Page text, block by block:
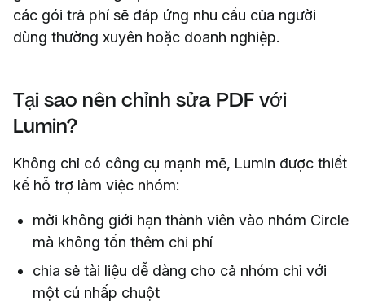
các gói trả phí sẽ đáp ứng nhu cầu của người
dùng thường xuyên hoặc doanh nghiệp.
Tại sao nên chỉnh sửa PDF với
Lumin?
Không chỉ có công cụ mạnh mẽ, Lumin được thiết
kế hỗ trợ làm việc nhóm:
mời không giới hạn thành viên vào nhóm Circle
mà không tốn thêm chi phí
chia sẻ tài liệu dễ dàng cho cả nhóm chỉ với
một cú nhấp chuột